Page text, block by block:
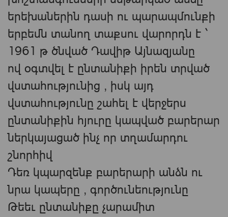
երեխաներին դասի ու պարապմունքի
երբեմն տանող տաքսու վարորդն է `
1961 թ ծնված Դավիթ Այնազյանը
ով օգտվել է ընտանիքի իրեն տրված
վստահությունից , իսկ այդ
վստահությունը շահել է վերջերս
ընտանիքին հյուրը կապված բարերար
ներկայացած ինչ որ տղամարդու
շնորհիվ
Դեռ կպարզենք բարերարի անձն ու
նրա կապերը , գործունեությունը
Թեեւ ընտանիքը չարամիտ